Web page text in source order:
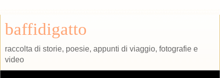
baffidigatto
raccolta di storie, poesie, appunti di viaggio, fotografie e
video